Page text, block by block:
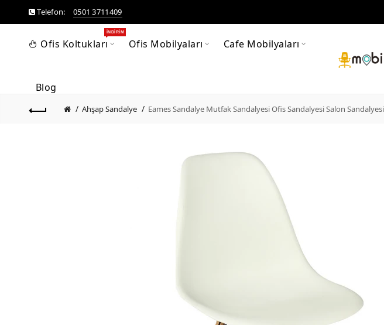
Telefon: 0501 3711409
Ofis Koltukları
İNDIRIM
Ofis Mobilyaları Cafe Mobilyaları
Blog
Ahşap Sandalye Eames Sandalye Mutfak Sandalyesi Ofis Sandalyesi Salon Sandalyesi